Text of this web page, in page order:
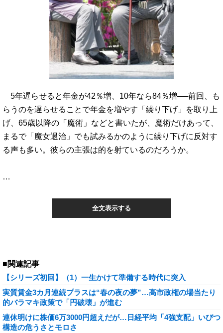
5年遅らせると年金が42％増、10年なら84％増──前回、も
らうのを遅らせることで年金を増やす「繰り下げ」を取り上
げ、65歳以降の「魔術」などと書いたが、魔術だけあって、
まるで「魔女退治」でも試みるかのように繰り下げに反対す
る声も多い。彼らの主張は的を射ているのだろうか。
…
全文表示する
■関連記事
【シリーズ初回】（1）一生かけて準備する時代に突入
実質賃金3カ月連続プラスは“春の夜の夢”…高市政権の場当たり
的バラマキ政策で「円破壊」が進む
連休明けに株価6万3000円超えだが…日経平均「4強支配」いびつ
構造の危うさとモロさ